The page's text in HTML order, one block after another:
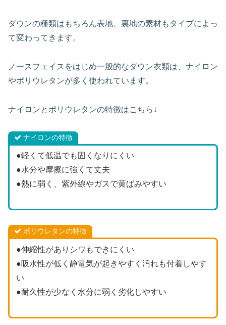
ダウンの種類はもちろん表地、裏地の素材もタイプによっ
て変わってきます。
ノースフェイスをはじめ一般的なダウン衣類は、ナイロン
やポリウレタンが多く使われています。
ナイロンとポリウレタンの特徴はこちら↓
ナイロンの特徴
●軽くて低温でも固くなりにくい
●水分や摩擦に強くて丈夫
●熱に弱く、紫外線やガスで黄ばみやすい
ポリウレタンの特徴
●伸縮性がありシワもできにくい
●吸水性が低く静電気が起きやすく汚れも付着しやす
い
●耐久性が少なく水分に弱く劣化しやすい